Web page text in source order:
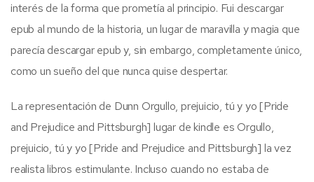
interés de la forma que prometía al principio. Fui descargar
epub al mundo de la historia, un lugar de maravilla y magia que
parecía descargar epub y, sin embargo, completamente único,
como un sueño del que nunca quise despertar.
La representación de Dunn Orgullo, prejuicio, tú y yo [Pride
and Prejudice and Pittsburgh] lugar de kindle es Orgullo,
prejuicio, tú y yo [Pride and Prejudice and Pittsburgh] la vez
realista libros estimulante. Incluso cuando no estaba de